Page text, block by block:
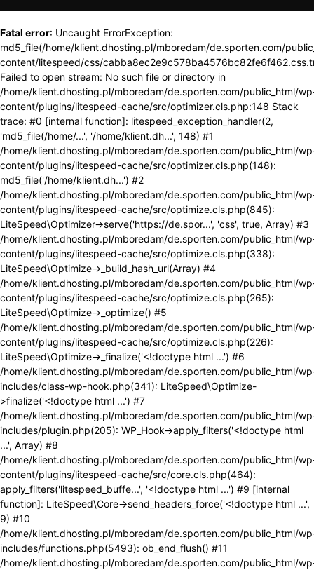
Fatal error: Uncaught ErrorException:
md5_file(/home/klient.dhosting.pl/mboredam/de.sporten.com/
content/litespeed/css/
Failed to open stream: No such file or directory in
/home/klient.dhosting.pl/mboredam/de.sporten.com/public_html/
content/plugins/litespeed-cache/src/optimizer.cls.php:148 Stack
trace: #0 [internal function]: litespeed_exception_handler(2,
'md5_file(/home/...', '/home/klient.dh...', 148) #1
/home/klient.dhosting.pl/mboredam/de.sporten.com/public_html/
content/plugins/litespeed-cache/src/optimizer.cls.php(148):
md5_file('/home/klient.dh...') #2
/home/klient.dhosting.pl/mboredam/de.sporten.com/public_html/
content/plugins/litespeed-cache/src/optimize.cls.php(845):
LiteSpeed\Optimizer->serve('https://de.spor...', 'css', true, Array) #3
/home/klient.dhosting.pl/mboredam/de.sporten.com/public_html/
content/plugins/litespeed-cache/src/optimize.cls.php(338):
LiteSpeed\Optimize->_build_hash_url(Array) #4
/home/klient.dhosting.pl/mboredam/de.sporten.com/public_html/
content/plugins/litespeed-cache/src/optimize.cls.php(265):
LiteSpeed\Optimize->_optimize() #5
/home/klient.dhosting.pl/mboredam/de.sporten.com/public_html/
content/plugins/litespeed-cache/src/optimize.cls.php(226):
LiteSpeed\Optimize->_finalize('<!doctype html ...') #6
/home/klient.dhosting.pl/mboredam/de.sporten.com/public_html/
includes/class-wp-hook.php(341): LiteSpeed\Optimize-
>finalize('<!doctype html ...') #7
/home/klient.dhosting.pl/mboredam/de.sporten.com/public_html/
includes/plugin.php(205): WP_Hook->apply_filters('<!doctype html
...', Array) #8
/home/klient.dhosting.pl/mboredam/de.sporten.com/public_html/
content/plugins/litespeed-cache/src/core.cls.php(464):
apply_filters('litespeed_buffe...', '<!doctype html ...') #9 [internal
function]: LiteSpeed\Core->send_headers_force('<!doctype html ...',
9) #10
/home/klient.dhosting.pl/mboredam/de.sporten.com/public_html/
includes/functions.php(5493): ob_end_flush() #11
/home/klient.dhosting.pl/mboredam/de.sporten.com/public_html/